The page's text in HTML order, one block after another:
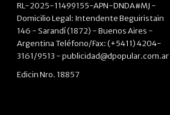
RL-2025-11499155-APN-DNDA#MJ -
Domicilio Legal: Intendente Beguiristain
146 - Sarandí (1872) - Buenos Aires -
Argentina Teléfono/Fax: (+5411) 4204-
3161/9513 -publicidad@dpopular.com.ar
Edicin Nro. 18857